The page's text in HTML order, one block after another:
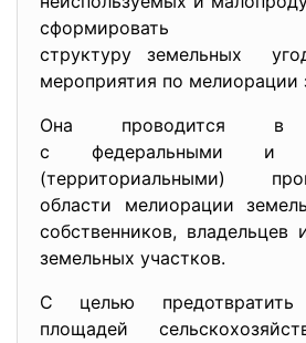
сформировать
структуру земельных
мероприятия по мелиорации
Она проводится в
с федеральными и
(территориальными)
области мелиорации
собственников, владельцев
земельных участков.
С целью
площадей